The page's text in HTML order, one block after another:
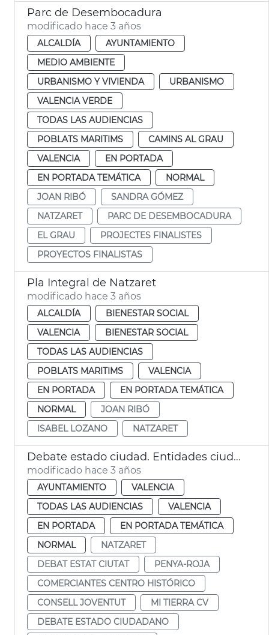
Parc de Desembocadura
modificado hace 3 años
ALCALDÍA
AYUNTAMIENTO
MEDIO AMBIENTE
URBANISMO Y VIVIENDA
URBANISMO
VALENCIA VERDE
TODAS LAS AUDIENCIAS
POBLATS MARITIMS
CAMINS AL GRAU
VALENCIA
EN PORTADA
EN PORTADA TEMÁTICA
NORMAL
JOAN RIBÓ
SANDRA GÓMEZ
NATZARET
PARC DE DESEMBOCADURA
EL GRAU
PROJECTES FINALISTES
PROYECTOS FINALISTAS
Pla Integral de Natzaret
modificado hace 3 años
ALCALDÍA
BIENESTAR SOCIAL
VALENCIA
BIENESTAR SOCIAL
TODAS LAS AUDIENCIAS
POBLATS MARITIMS
VALENCIA
EN PORTADA
EN PORTADA TEMÁTICA
NORMAL
JOAN RIBÓ
ISABEL LOZANO
NATZARET
Debate estado ciudad. Entidades ciudadanas
modificado hace 3 años
AYUNTAMIENTO
VALENCIA
TODAS LAS AUDIENCIAS
VALENCIA
EN PORTADA
EN PORTADA TEMÁTICA
NORMAL
NATZARET
DEBAT ESTAT CIUTAT
PENYA-ROJA
COMERCIANTES CENTRO HISTÓRICO
CONSELL JOVENTUT
MI TIERRA CV
DEBATE ESTADO CIUDADANO